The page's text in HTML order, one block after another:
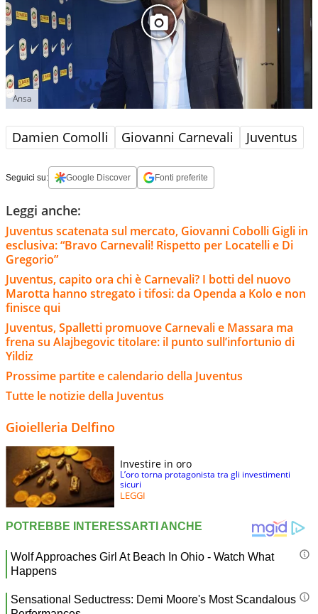
Ansa
Damien Comolli Giovanni Carnevali Juventus
Seguici su: Google Discover Fonti preferite
Leggi anche:
Juventus scatenata sul mercato, Giovanni Cobolli Gigli in
esclusiva: “Bravo Carnevali! Rispetto per Locatelli e Di
Gregorio”
Juventus, capito ora chi è Carnevali? I botti del nuovo
Marotta hanno stregato i tifosi: da Openda a Kolo e non
finisce qui
Juventus, Spalletti promuove Carnevali e Massara ma
frena su Alajbegovic titolare: il punto sull’infortunio di
Yildiz
Prossime partite e calendario della Juventus
Tutte le notizie della Juventus
Gioielleria Delfino
Investire in oro
L’oro torna protagonista tra gli investimenti
sicuri
LEGGI